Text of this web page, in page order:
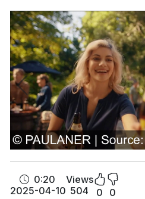
0:20
2025-04-10
Views
504
0 0